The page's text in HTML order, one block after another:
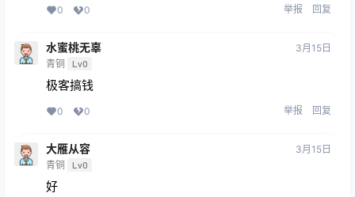
0 0 举报 回复
水蜜桃无辜
青铜 Lv0
3月15日
极客搞钱
0 0 举报 回复
大雁从容
青铜 Lv0
3月15日
好